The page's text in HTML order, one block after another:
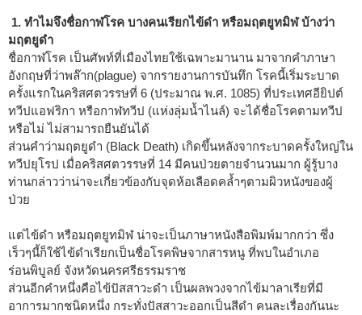
1. ทำไมจึงชื่อกาฬโรค บางคนเรียกไข้ดำ หรือมฤตยูทมิฬ บ้างว่า
มฤตยูดำ
ชื่อกาฬโรค เป็นศัพท์ที่เมืองไทยใช้เฉพาะมานาน มาจากคำภาษา
อังกฤษที่ว่าพล๊าก(plague) จากรายงานการบันทึก โรคนี้เริ่มระบาด
ครั้งแรกในคริสศตวรรษที่ 6 (ประมาณ พ.ศ. 1085) ที่ประเทศอียิปต์
ทวีปแอฟริกา หรือกาฬทวีป (แห่งลุ่มน้ำไนล์) จะได้ชื่อโรคตามทวีป
หรือไม่ ไม่สามารถยืนยันได้
ส่วนคำว่ามฤตยูดำ (Black Death) เกิดขึ้นหลังจากระบาดครั้งใหญ่ใน
ทวีปยุโรป เมื่อคริสศตวรรษที่ 14 มีคนป่วยตายจำนวนมาก ผู้รู้บาง
ท่านกล่าวว่าน่าจะเกี่ยวข้องกับจุดห้อเลือดคล้ำๆตามผิวหนังของผู้
ป่วย
แต่ไข้ดำ หรือมฤตยูทมิฬ น่าจะเป็นภาษาหนังสือพิมพ์มากกว่า ซึ่ง
เร็วๆนี้ก็ใช้ไข้ดำเรียกเป็นชื่อโรคพิษจากสารหนู ที่พบในอำเภอ
ร่อนพิบูลย์ จังหวัดนครศรีธรรมราช
ส่วนอีกคำหนึ่งคือไข้ปัสสาวะดำ เป็นผลพวงจากไข้มาลาเรียที่มี
อาการมากชนิดหนึ่ง กระทั่งปัสสาวะออกเป็นสีดำ คนละเรื่องกันนะ